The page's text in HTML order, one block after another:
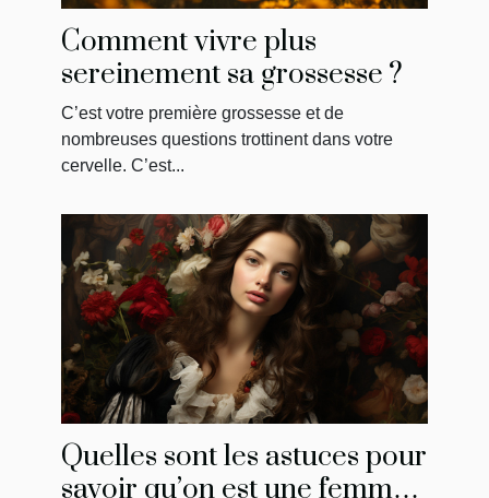
Comment vivre plus
sereinement sa grossesse ?
C’est votre première grossesse et de
nombreuses questions trottinent dans votre
cervelle. C’est...
Quelles sont les astuces pour
savoir qu’on est une femme